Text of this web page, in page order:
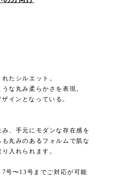
たシルエット。
な丸み柔らかさを表現。
インとなっている。
、手元にモダンな存在感を
丸みのあるフォルムで肌な
入れられます。
号〜13号までご対応が可能